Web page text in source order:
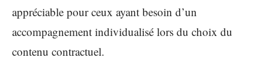
appréciable pour ceux ayant besoin d’un
accompagnement individualisé lors du choix du
contenu contractuel.